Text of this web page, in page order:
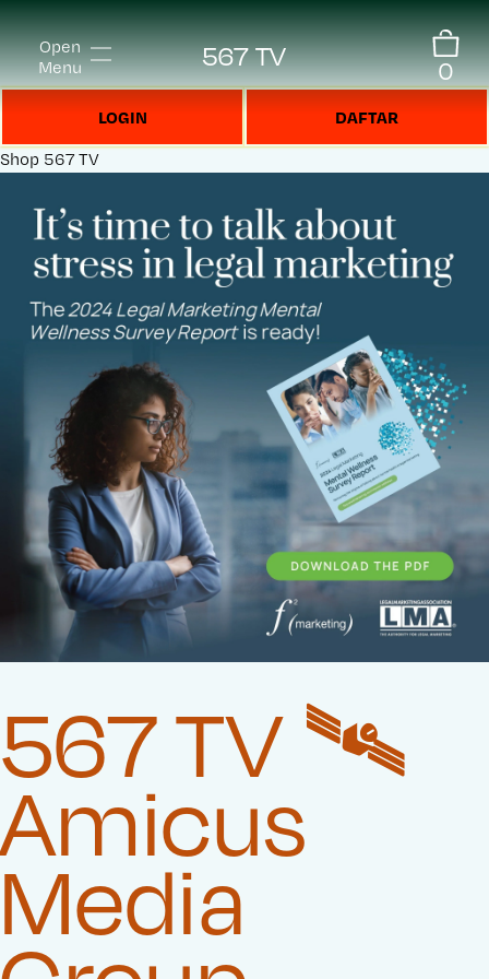
Open
Menu
567 TV 0
LOGIN DAFTAR
Shop 567 TV
567 TV 🛰️‍
Amicus
Media